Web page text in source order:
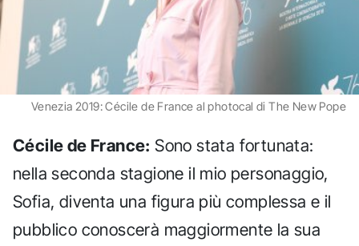
Venezia 2019: Cécile de France al photocal di The New Pope
Cécile de France: Sono stata fortunata:
nella seconda stagione il mio personaggio,
Sofia, diventa una figura più complessa e il
pubblico conoscerà maggiormente la sua